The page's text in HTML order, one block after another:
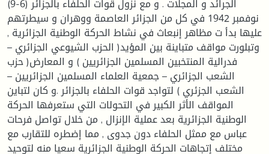
الجرائد و المجلات . و مع نزول قوات الحلفاء بالجزائر (6-9)
نوفمبر 1942 في كل من الجزائر العاصمة ووهران و سيطرتهم
عليها بدأ ت مظاهر إنبعاث في نشاط الحركة الوطنية الجزائرية ,
وتبلورت مواقف متباينة بين المؤيد( الحزب الشيوعي الجزائري –
فدرالية المنتخبين المسلمين الجزائريين ) و المعارض( حزب
الشعب الجزائري – جمعية العلماء المسلمين الجزائريين –
الشعب الجزئري ) لتواجد قوات الحلفاء بالجزائر .و كان لتباين
المواقف الأثر الكبير في التحولات التي ستعرفها الحركة
الوطنية الجزائرية بعد عملية الإنزال , من خلال تواصل فرحات
عباس مع ممثل الحلفاء دون جدوى , مما إضطره للتقارب مع
مختلف إتجاهات الحركة الوطنية الجزائرية سعيا منه لتوحيد